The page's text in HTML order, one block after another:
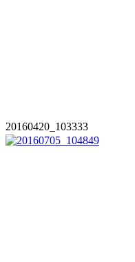
20160420_103333